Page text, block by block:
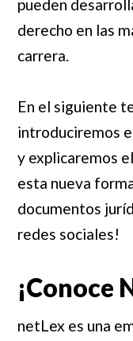
pueden
derecho en las
carrera.
En el siguiente
introduciremos
y explicaremos
esta nueva
documentos
redes sociales!
¡Conoce
netLex es una